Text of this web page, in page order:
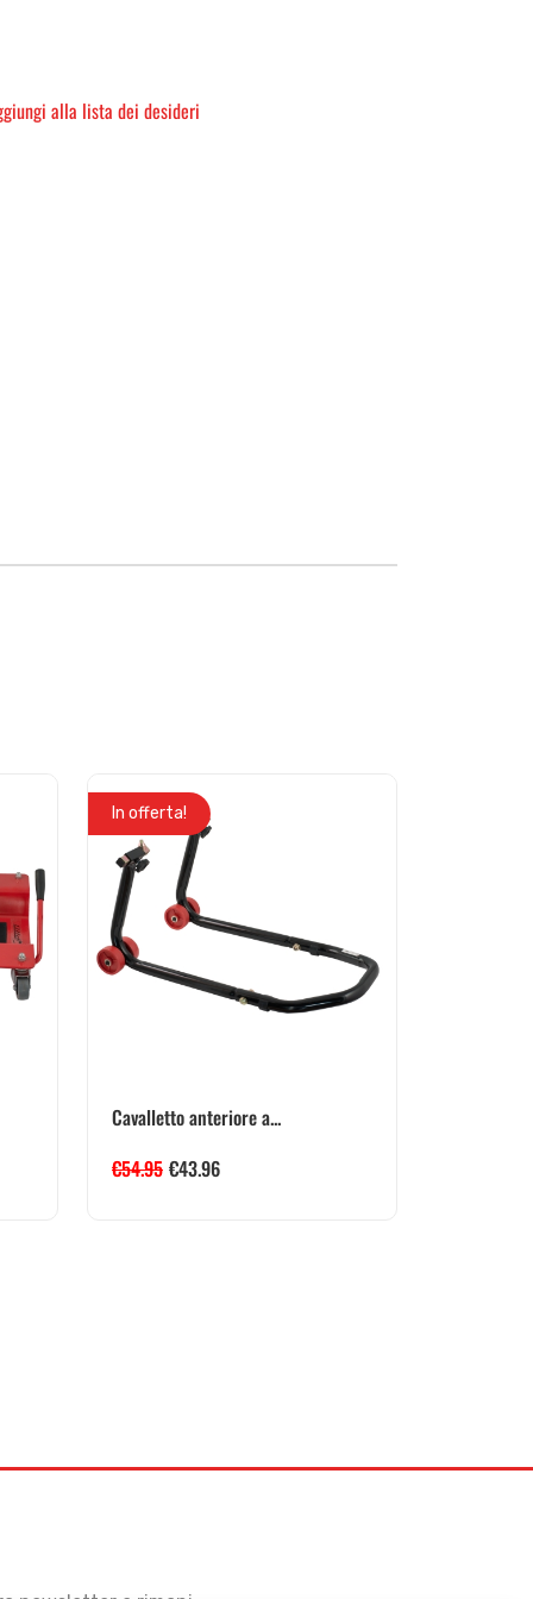
alla lista dei desideri
In offerta!
Cavalletto anteriore a...
€54.95 €43.96